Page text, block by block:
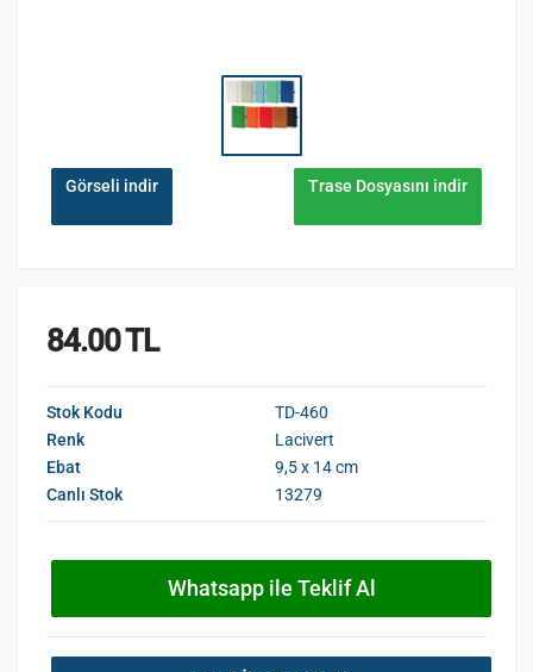
Görseli indir Trase Dosyasını indir
84.00 TL
Stok Kodu
TD-460
Renk
Lacivert
Ebat
9,5 x 14 cm
Canlı Stok
13279
Whatsapp ile Teklif Al